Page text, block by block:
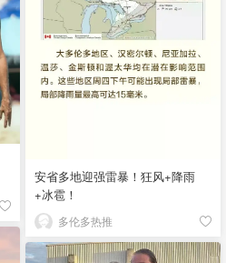
安省多地迎强雷暴！狂风+降雨
+冰雹！
多伦多热推